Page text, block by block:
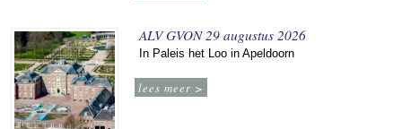
ALV GVON 29 augustus 2026
In Paleis het Loo in Apeldoorn
lees meer >